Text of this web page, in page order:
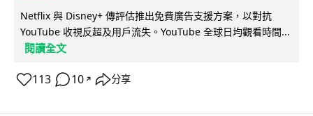
Netflix 與 Disney+ 傳評估推出免費廣告支援方案，以對抗
YouTube 收視反超及用戶流失。YouTube 全球日均觀看時間...
閱讀全文
113 10 ↗ 分享